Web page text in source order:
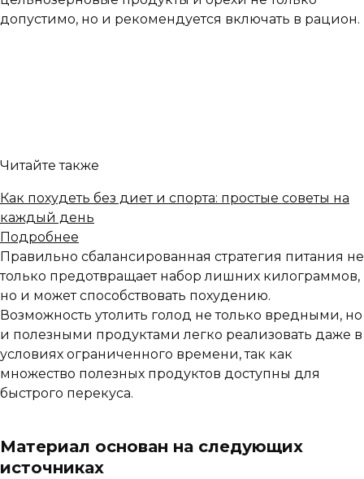
допустимо, но и рекомендуется включать в рацион.
Читайте также
Как похудеть без диет и спорта: простые советы на
каждый день
Подробнее
Правильно сбалансированная стратегия питания не
только предотвращает набор лишних килограммов,
но и может способствовать похудению.
Возможность утолить голод не только вредными, но
и полезными продуктами легко реализовать даже в
условиях ограниченного времени, так как
множество полезных продуктов доступны для
быстрого перекуса.
Материал основан на следующих
источниках